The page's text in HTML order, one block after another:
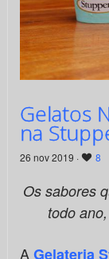
Gelatos
na
26 nov 2019 · 8
Os sabores
todo
AGelateria